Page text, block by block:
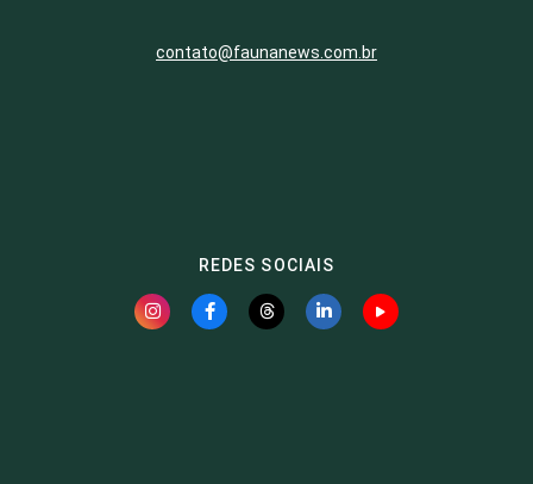
contato@faunanews.com.br
REDES SOCIAIS